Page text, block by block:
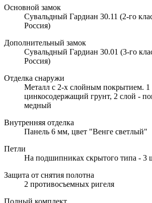
Основной замок
Сувальдный Гардиан 30.11 (2-го
Россия)
Дополнительный замок
Сувальдный Гардиан 30.01 (3-го
Россия)
Отделка снаружи
Металл с 2-х слойным покрытием. 1
цинкосодержащий грунт, 2 слой -
медный
Внутренняя отделка
Панель 6 мм, цвет "Венге светлый"
Петли
На подшипниках скрытого типа - 3
Защита от снятия полотна
2 противосъемных ригеля
Полный комплект